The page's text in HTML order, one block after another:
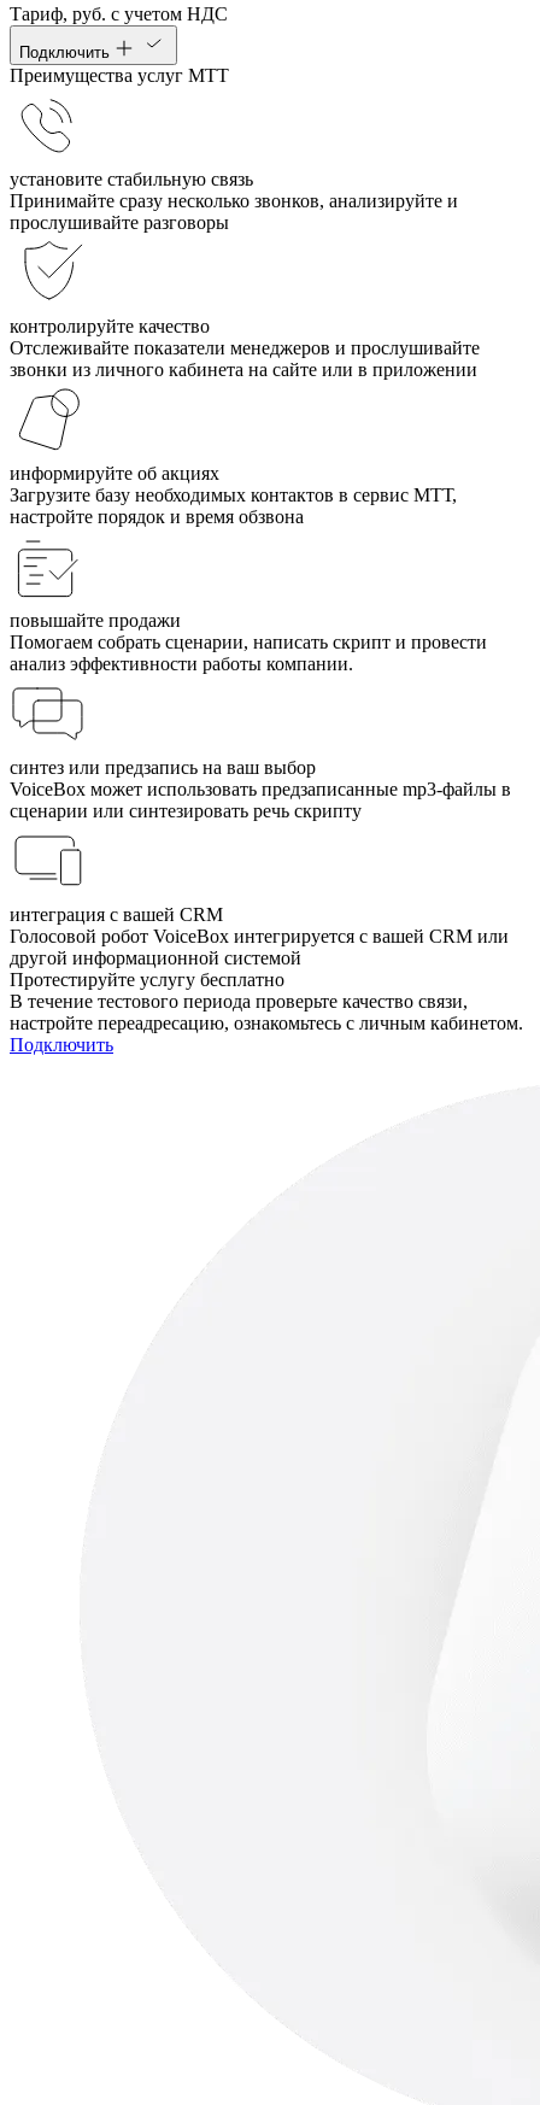
Тариф, руб. с учетом НДС
Подключить
Преимущества услуг МТТ
установите стабильную связь
Принимайте сразу несколько звонков, анализируйте и
прослушивайте разговоры
контролируйте качество
Отслеживайте показатели менеджеров и прослушивайте
звонки из личного кабинета на сайте или в приложении
информируйте об акциях
Загрузите базу необходимых контактов в сервис МТТ,
настройте порядок и время обзвона
повышайте продажи
Помогаем собрать сценарии, написать скрипт и провести
анализ эффективности работы компании.
синтез или предзапись на ваш выбор
VoiceBox может использовать предзаписанные mp3-файлы в
сценарии или синтезировать речь скрипту
интеграция с вашей CRM
Голосовой робот VoiceBox интегри­руется с вашей CRM или
другой информационной системой
Протестируйте услугу бесплатно
В течение тестового периода проверьте качество связи,
настройте переадресацию, ознакомьтесь с личным кабинетом.
Подключить